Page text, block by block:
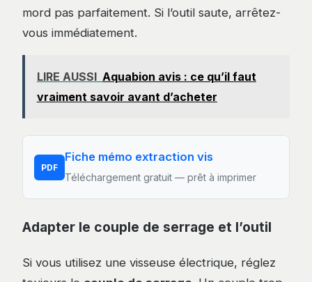
mord pas parfaitement. Si l’outil saute, arrêtez-
vous immédiatement.
LIRE AUSSI Aquabion avis : ce qu’il faut
vraiment savoir avant d’acheter
PDF
Fiche mémo extraction vis
Téléchargement gratuit — prêt à imprimer
Adapter le couple de serrage et l’outil
Si vous utilisez une visseuse électrique, réglez